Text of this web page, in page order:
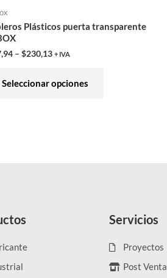
Plásticos puerta transparente
– $230,13 + IVA
Seleccionar opciones
página
Servicios
Proyectos
Post Venta